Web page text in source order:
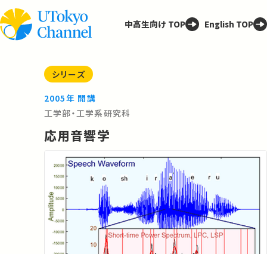
中高生向け TOP English TOP
シリーズ
2005年 開講
工学部・工学系研究科
応用音響学